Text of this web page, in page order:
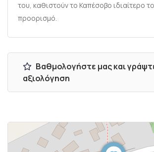
του, καθιστούν το Καπέσοβο ιδιαίτερο
προορισμό.
Βαθμολογήστε μας και
αξιολόγηση